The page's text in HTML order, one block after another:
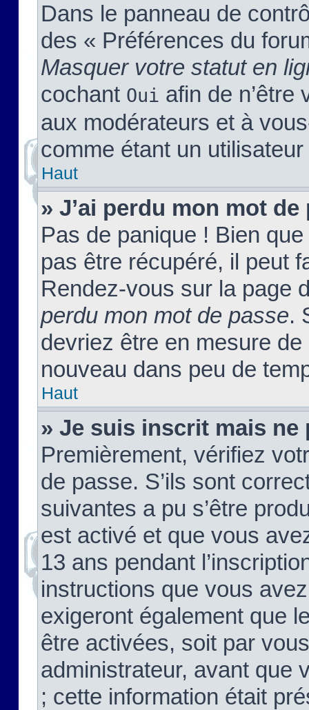
Dans le panneau de
des « Préférences du
Masquer votre statut en
cochant Oui afin de n’être
aux modérateurs et à
comme étant un
Haut
» J’ai perdu mon mot de
Pas de panique ! Bien
pas être récupéré, il peut
Rendez-vous sur la page
perdu mon mot de passe.
devriez être en mesure
nouveau dans peu de
Haut
» Je suis inscrit mais ne
Premièrement, vérifiez
de passe. S’ils sont
suivantes a pu s’être
est activé et que vous
13 ans pendant
instructions que vous
exigeront également que
être activées, soit par
administrateur, avant que
; cette information était